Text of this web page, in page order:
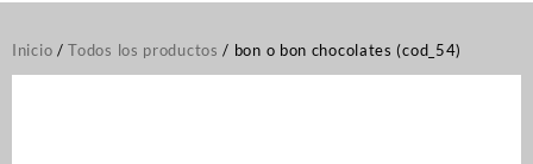
Inicio /Todos los productos / bon o bon chocolates (cod_54)